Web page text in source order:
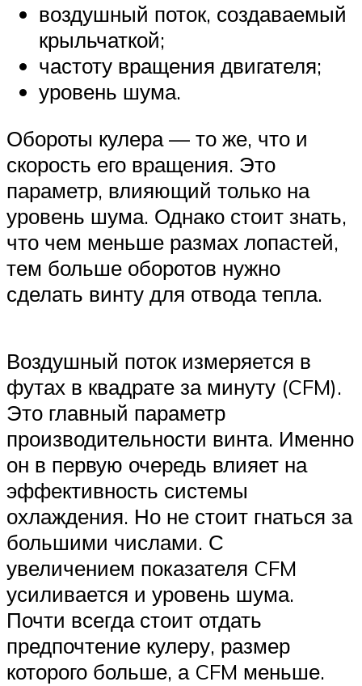
воздушный поток, создаваемый
крыльчаткой;
частоту вращения двигателя;
уровень шума.
Обороты кулера — то же, что и
скорость его вращения. Это
параметр, влияющий только на
уровень шума. Однако стоит знать,
что чем меньше размах лопастей,
тем больше оборотов нужно
сделать винту для отвода тепла.
Воздушный поток измеряется в
футах в квадрате за минуту (CFM).
Это главный параметр
производительности винта. Именно
он в первую очередь влияет на
эффективность системы
охлаждения. Но не стоит гнаться за
большими числами. С
увеличением показателя CFM
усиливается и уровень шума.
Почти всегда стоит отдать
предпочтение кулеру, размер
которого больше, а CFM меньше.